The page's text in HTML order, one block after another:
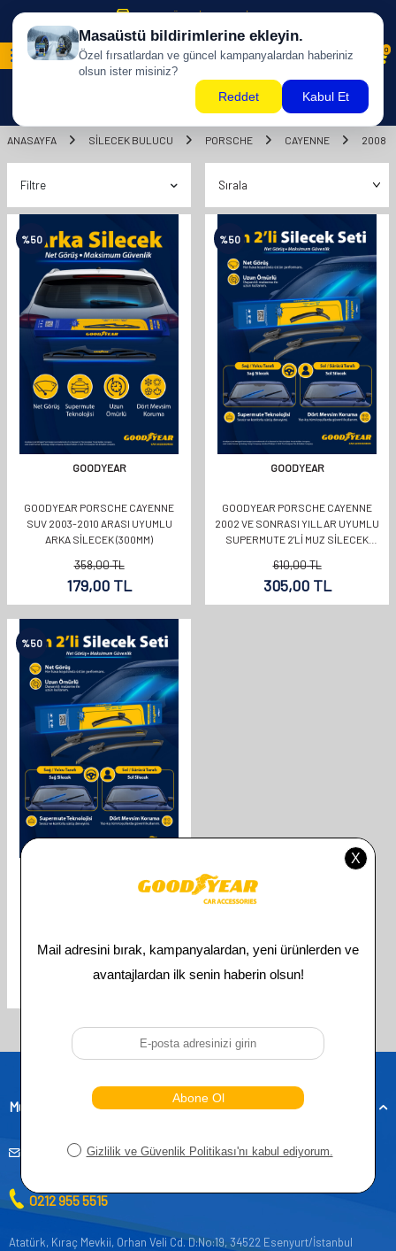
500 TL ÜZERİ KARGO BİZDEN !
0
ANASAYFA SILECEK BULUCU PORSCHE CAYENNE 2008
Filtre
%50
GOODYEAR
GOODYEAR PORSCHE CAYENNE
SUV 2003-2010 ARASI UYUMLU
ARKA SILECEK (300MM)
358,00TL
179,00 TL
%50
GOODYEAR
GOODYEAR PORSCHE CAYENNE
2002 VE SONRASI YILLAR UYUMLU
SUPERMUTE 2'LI MUZ SILECEK
610,00TL
305,00TL
%50
TAKIMI 2002-2010 SUV
TL
Toplam ürün bulunmaktadır.
Müşteri Hizmetleri
musteridestek@goodyearotoaksesuar.com.tr
0212 955 5515
Atatürk, Kıraç Mevkii, Orhan Veli Cd. D:No:19, 34522 Esenyurt/İstanbul